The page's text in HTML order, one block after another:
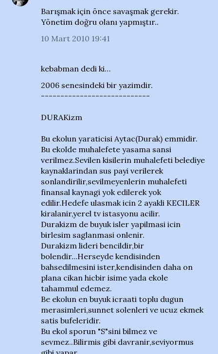
Barışmak için önce savaşmak gerekir.
Yönetim doğru olanı yapmıştır..
10 Mart 2010 19:41
kebabman dedi ki…
2006 senesindeki bir yazimdir.
----------------------------
DURAKizm
Bu ekolun yaraticisi Aytac(Durak) emmidir.
Bu ekolde muhalefete yasama sansi
verilmez.Sevilen kisilerin muhalefeti belediye
kaynaklarindan sus payi verilerek
sonlandirilir,sevilmeyenlerin muhalefeti
finansal kaynagi yok edilerek yok
edilir.Hedefe ulasmak icin 2 ayakli KECILER
kiralanir,yerel tv istasyonu acilir.
Durakizm de buyuk isler yapilmasi icin
birlesim saglanmasi onlenir.
Durakizm lideri bencildir,bir
bolendir...Herseyde kendisinden
bahsedilmesini ister,kendisinden daha on
plana cikan hicbir isime yada ekole
tahammul edemez.
Be ekolun en buyuk icraati toplu dugun
merasimleri,sunnet solenleri ve ucuz ekmek
satis bufeleridir.
Bu ekol sporun "S"sini bilmez ve
sevmez..Bilirmis gibi davranir,seviyormus